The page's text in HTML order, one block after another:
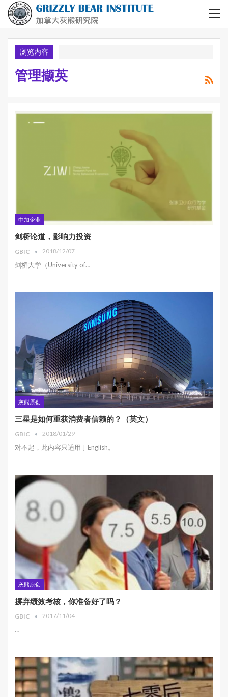
浏览内容
管理撷英
中加企业
剑桥论道，影响力投资
GBIC 2018/12/07
剑桥大学（University of…
灰熊原创
三星是如何重获消费者信赖的？（英文）
GBIC 2018/01/29
对不起，此内容只适用于English。
灰熊原创
摒弃绩效考核，你准备好了吗？
GBIC 2017/11/04
…